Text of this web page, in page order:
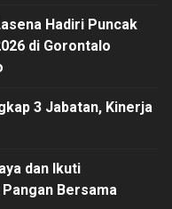
Hadiri Puncak
di Gorontalo
3 Jabatan, Kinerja
dan Ikuti
Bersama